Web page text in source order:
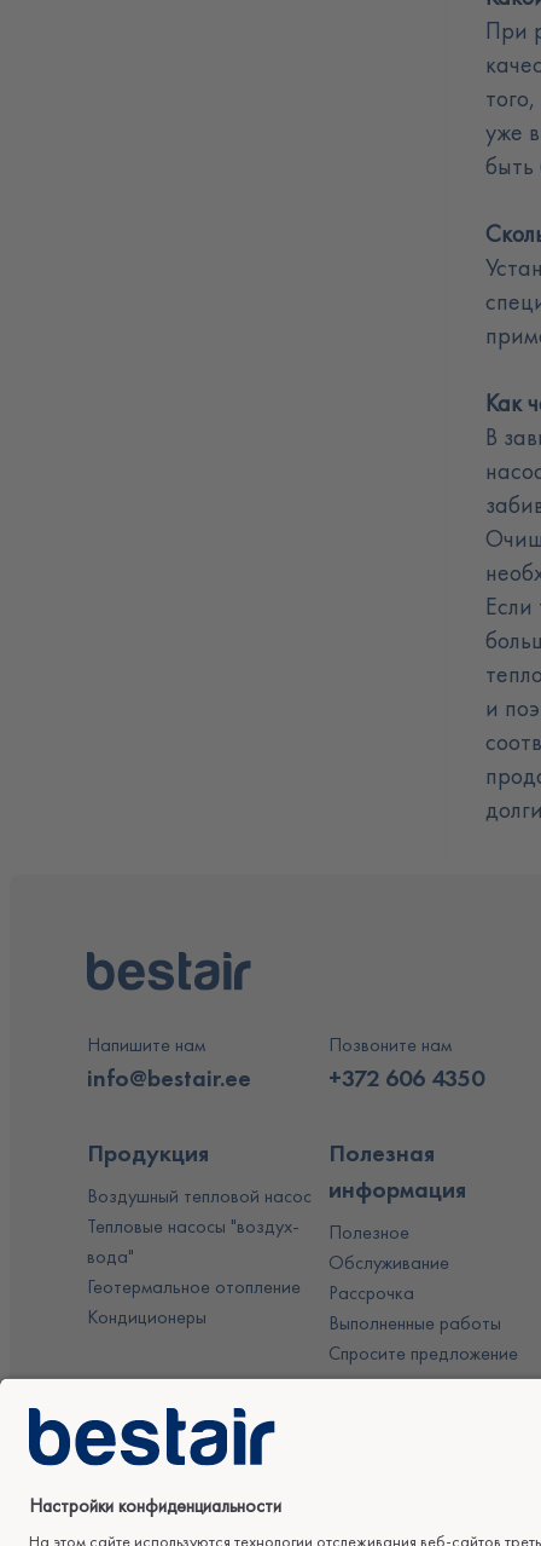
При
уже
быть
Как
В
Если
и
Напишите нам
info@bestair.ee
Позвоните нам
+372 606 4350
Продукция
Воздушный тепловой насос
Тепловые насосы "воздух-
вода"
Геотермальное отопление
Кондиционеры
Полезная
информация
Полезное
Обслуживание
Рассрочка
Выполненные работы
Спросите предложение